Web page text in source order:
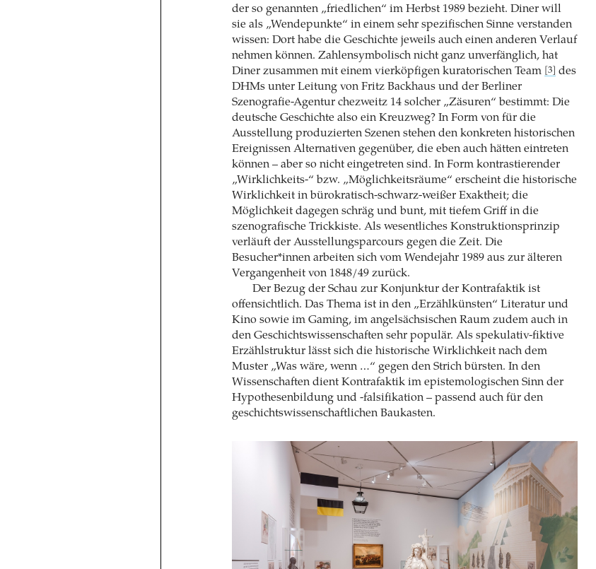
der so genannten „friedlichen“ im Herbst 1989 bezieht. Diner will
sie als „Wendepunkte“ in einem sehr spezifischen Sinne verstanden
wissen: Dort habe die Geschichte jeweils auch einen anderen Verlauf
nehmen können. Zahlensymbolisch nicht ganz unverfänglich, hat
Diner zusammen mit einem vierköpfigen kuratorischen Team
[3]
des
DHMs unter Leitung von Fritz Backhaus und der Berliner
Szenografie-Agentur chezweitz 14 solcher „Zäsuren“ bestimmt: Die
deutsche Geschichte also ein Kreuzweg? In Form von für die
Ausstellung produzierten Szenen stehen den konkreten historischen
Ereignissen Alternativen gegenüber, die eben auch hätten eintreten
können – aber so nicht eingetreten sind. In Form kontrastierender
„Wirklichkeits-“ bzw. „Möglichkeitsräume“ erscheint die historische
Wirklichkeit in bürokratisch-schwarz-weißer Exaktheit; die
Möglichkeit dagegen schräg und bunt, mit tiefem Griff in die
szenografische Trickkiste. Als wesentliches Konstruktionsprinzip
verläuft der Ausstellungsparcours gegen die Zeit. Die
Besucher*innen arbeiten sich vom Wendejahr 1989 aus zur älteren
Vergangenheit von 1848/49 zurück.
Der Bezug der Schau zur Konjunktur der Kontrafaktik ist
offensichtlich. Das Thema ist in den „Erzählkünsten“ Literatur und
Kino sowie im Gaming, im angelsächsischen Raum zudem auch in
den Geschichtswissenschaften sehr populär. Als spekulativ-fiktive
Erzählstruktur lässt sich die historische Wirklichkeit nach dem
Muster „Was wäre, wenn …“ gegen den Strich bürsten. In den
Wissenschaften dient Kontrafaktik im epistemologischen Sinn der
Hypothesenbildung und -falsifikation – passend auch für den
geschichtswissenschaftlichen Baukasten.